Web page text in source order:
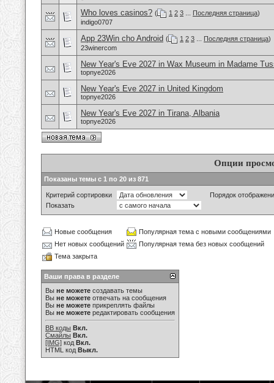
Who loves casinos? ( 1 2 3 Последняя страница)
indigo0707
App 23Win cho Android ( 1 2 3 Последняя страница)
23winercom
New Year's Eve 2027 in Wax Museum in Madame
topnye2026
New Year's Eve 2027 in United Kingdom
topnye2026
New Year's Eve 2027 in Tirana, Albania
topnye2026
Опции
Показаны темы с 1 по 20 из 871
Критерий сортировки
Порядок
Показать
Новые сообщения
Популярная тема с новыми сообщениями
Нет новых сообщений
Популярная тема без новых сообщений
Тема закрыта
Ваши права в разделе
Вы не можете создавать темы
Вы не можете отвечать на сообщения
Вы не можете прикреплять файлы
Вы не можете редактировать сообщения
BB коды Вкл.
Смайлы Вкл.
[IMG] код Вкл.
HTML код Выкл.